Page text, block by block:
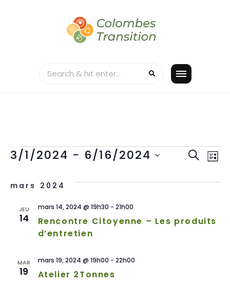
ÉVÈNEMENTS
ET
DE
LISTE
3/1/2024 - 6/16/2024
une
mars 2024
JEU
14
Rencontre Citoyenne – Les produits
d’entretien
mars 14, 2024 @ 19h30 - 21h00
MAR
19 Atelier 2Tonnes
mars 19, 2024 @ 19h00 - 22h00